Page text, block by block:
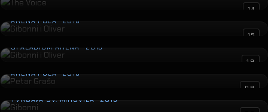
14
Gibonni i Oliver
ARENA PULA · 2016
15
Gibonni i Oliver
SPALADIUM ARENA · 2016
19
Petar Grašo
ARENA PULA · 2016
08
Gibonni
TVRĐAVA SV. MIHOVILA · 2016